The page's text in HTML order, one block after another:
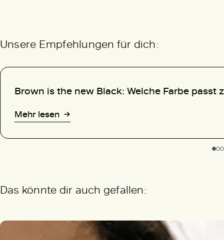
Unsere Empfehlungen für dich:
Brown is the new Black: Welche Farbe passt
Mehr lesen
Das könnte dir auch gefallen: